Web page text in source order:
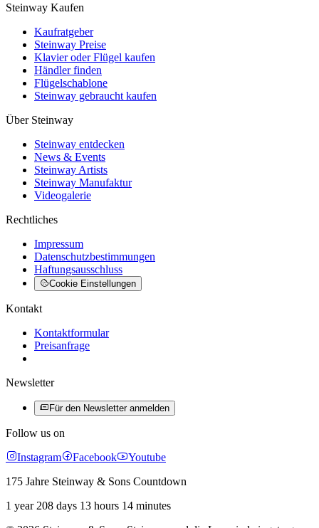
Steinway Kaufen
Kaufratgeber
Steinway Preise
Klavier oder Flügel kaufen
Händler finden
Flügelschablone
Steinway gebraucht kaufen
Über Steinway
Steinway entdecken
News & Events
Steinway Artists
Steinway Manufaktur
Videogalerie
Rechtliches
Impressum
Datenschutzbestimmungen
Haftungsausschluss
Cookie Einstellungen
Kontakt
Kontaktformular
Preisanfrage
Newsletter
Für den Newsletter anmelden
Follow us on
Instagram
Facebook
Youtube
175 Jahre Steinway & Sons Countdown
1 year 208 days 13 hours 14 minutes